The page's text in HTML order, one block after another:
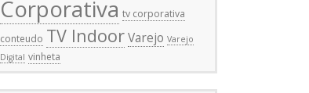
Corporativa tv corporativa
conteudo TV IndoorVarejo Varejo
Digital vinheta